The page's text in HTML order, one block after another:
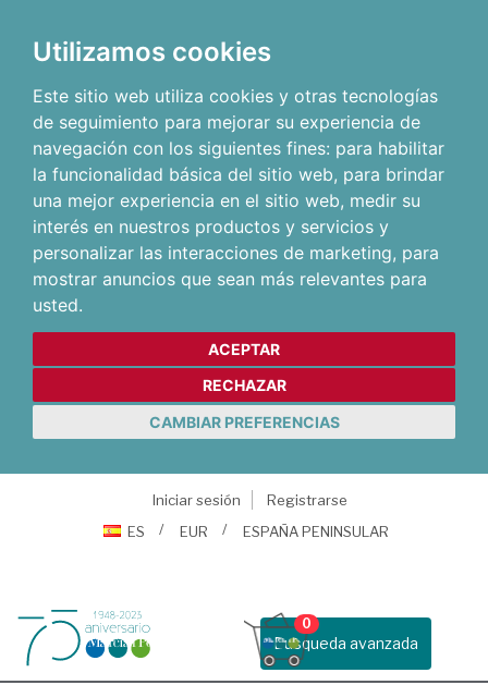
Utilizamos cookies
Este sitio web utiliza cookies y otras tecnologías
de seguimiento para mejorar su experiencia de
navegación con los siguientes fines: para habilitar
la funcionalidad básica del sitio web, para brindar
una mejor experiencia en el sitio web, medir su
interés en nuestros productos y servicios y
personalizar las interacciones de marketing, para
mostrar anuncios que sean más relevantes para
usted.
ACEPTAR
RECHAZAR
CAMBIAR PREFERENCIAS
Iniciar sesión
Registrarse
ES
EUR ESPAÑA PENINSULAR
Busqueda avanzada
0